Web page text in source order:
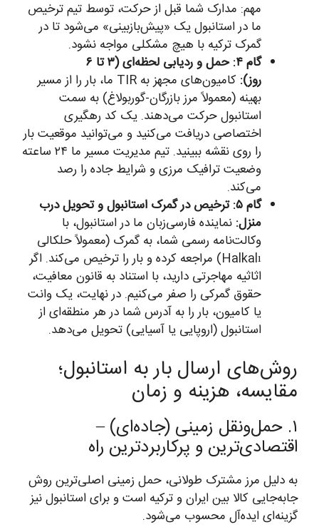
مهم: مدارک شما قبل از حرکت، توسط تیم ترخیص
ما در استانبول یک «پیش‌بازبینی» می‌شود تا در
گمرک ترکیه با هیچ مشکلی مواجه نشود.
گام ۴: حمل و ردیابی لحظه‌ای (۳ تا ۶
روز):
کامیون‌های مجهز به TIR ما، بار را از مسیر
بهینه (معمولاً مرز بازرگان-گوربولاغ) به سمت
استانبول حرکت می‌دهند. یک کد رهگیری
اختصاصی دریافت می‌کنید و می‌توانید موقعیت بار
را روی نقشه ببینید. تیم مدیریت مسیر ما ۲۴ ساعته
وضعیت ترافیک مرزی و شرایط جاده را رصد
می‌کند.
گام ۵: ترخیص در گمرک استانبول و تحویل درب
منزل: نماینده فارسی‌زبان ما در استانبول، با
وکالت‌نامه رسمی شما، به گمرک (معمولاً حلکالی
Halkalı) مراجعه کرده و بار را ترخیص می‌کند. اگر
اثاثیه مهاجرتی دارید، با استناد به قانون معافیت،
حقوق گمرکی را صفر می‌کنیم. در نهایت، یک وانت
یا کامیون، بار را به آدرس شما در هر منطقه‌ای از
استانبول (اروپایی یا آسیایی) تحویل می‌دهد.
روش‌های ارسال بار به استانبول؛
مقایسه، هزینه و زمان
۱. حمل‌ونقل زمینی (جاده‌ای) –
اقتصادی‌ترین و پرکاربردترین راه
به دلیل مرز مشترک طولانی، حمل زمینی اصلی‌ترین روش
جابه‌جایی کالا بین ایران و ترکیه است و برای استانبول نیز
گزینه‌ای ایده‌آل محسوب می‌شود.